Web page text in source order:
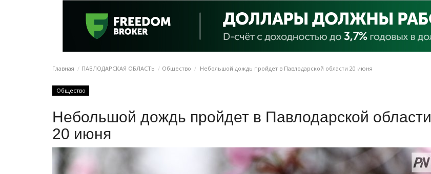
Главная ПАВЛОДАРСКАЯ ОБЛАСТЬ Общество Небольшой дождь пройдет в Павлодарской области 20 июня
Общество
Небольшой дождь пройдет в Павлодарской области
20 июня